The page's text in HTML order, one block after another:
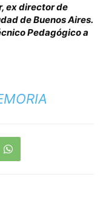
ex director de
de Buenos Aires.
Pedagógico a